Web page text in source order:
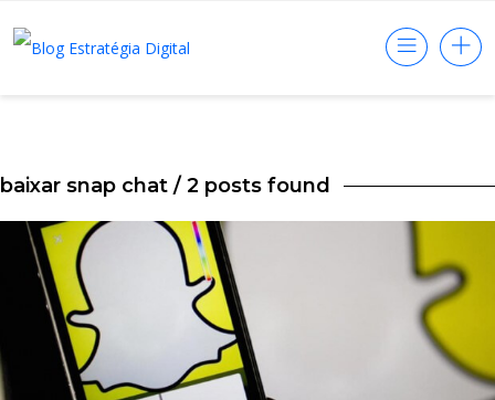
baixar snap chat / 2 posts found